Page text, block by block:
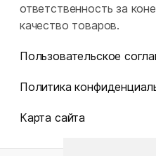
ответственность за
качество товаров.
Пользовательское
Политика
Карта сайта